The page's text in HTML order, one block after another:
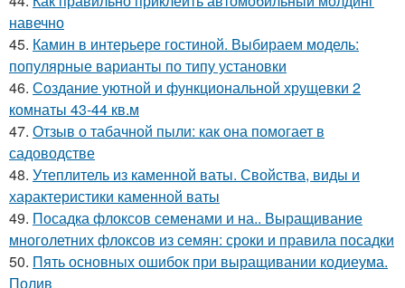
навечно
45. Камин в интерьере гостиной. Выбираем модель:
популярные варианты по типу установки
46. Создание уютной и функциональной хрущевки 2
комнаты 43-44 кв.м
47. Отзыв о табачной пыли: как она помогает в
садоводстве
48. Утеплитель из каменной ваты. Свойства, виды и
характеристики каменной ваты
49. Посадка флоксов семенами и на.. Выращивание
многолетних флоксов из семян: сроки и правила посадки
50. Пять основных ошибок при выращивании кодиеума.
Полив